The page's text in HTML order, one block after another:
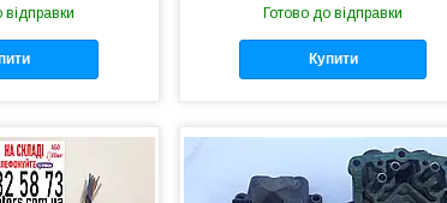
відправки Готово до відправки
Купити